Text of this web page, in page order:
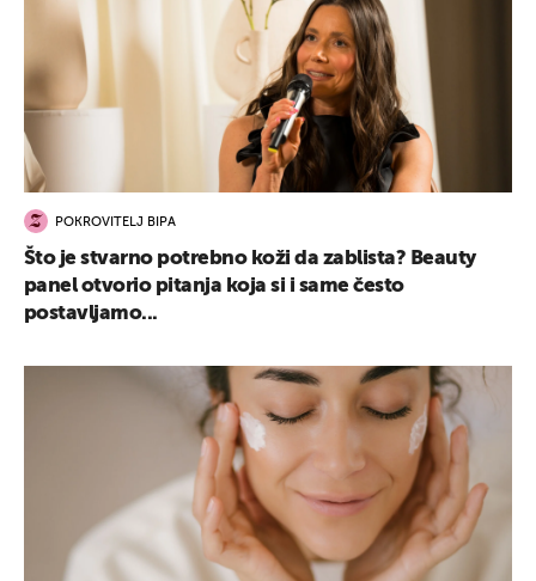
POKROVITELJ BIPA
Što je stvarno potrebno koži da zablista? Beauty
panel otvorio pitanja koja si i same često
postavljamo...